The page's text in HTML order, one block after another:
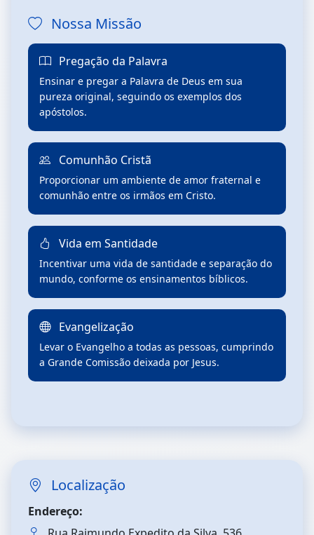
Nossa Missão
Pregação da Palavra
Ensinar e pregar a Palavra de Deus em sua
pureza original, seguindo os exemplos dos
apóstolos.
Comunhão Cristã
Proporcionar um ambiente de amor fraternal e
comunhão entre os irmãos em Cristo.
Vida em Santidade
Incentivar uma vida de santidade e separação do
mundo, conforme os ensinamentos bíblicos.
Evangelização
Levar o Evangelho a todas as pessoas, cumprindo
a Grande Comissão deixada por Jesus.
Localização
Endereço: